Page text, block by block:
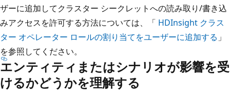
ザーに追加してクラスター シークレットへの読み取り/書き込
みアクセスを許可する方法については、「 HDInsight クラス
ター オペレーター ロールの割り当てをユーザーに追加する 」
を参照してください。
エンティティまたはシナリオが影響を受
けるかどうかを理解する